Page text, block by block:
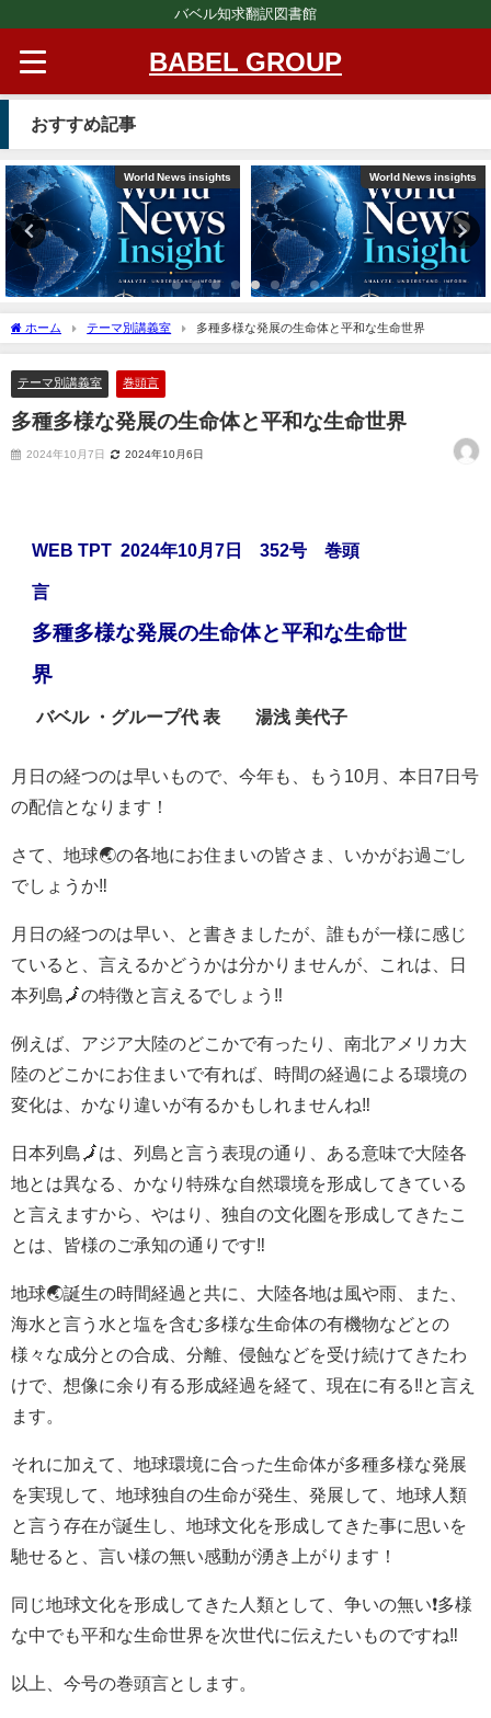
バベル知求翻訳図書館
BABEL GROUP
おすすめ記事
World News insights World News insights
ホーム テーマ別講義室 多種多様な発展の生命体と平和な生命世界
テーマ別講義室 巻頭言
多種多様な発展の生命体と平和な生命世界
2024年10月7日 2024年10月6日
WEB TPT 2024年10月7日 352号 巻頭
言
多種多様な発展の生命体と平和な生命世
界
バベル ・グループ代 表 湯浅 美代子
月日の経つのは早いもので、今年も、もう10月、本日7日号
の配信となります！
さて、地球🌏の各地にお住まいの皆さま、いかがお過ごし
でしょうか‼️
月日の経つのは早い、と書きましたが、誰もが一様に感じ
ていると、言えるかどうかは分かりませんが、これは、日
本列島🗾の特徴と言えるでしょう‼️
例えば、アジア大陸のどこかで有ったり、南北アメリカ大
陸のどこかにお住まいで有れば、時間の経過による環境の
変化は、かなり違いが有るかもしれませんね‼️
日本列島🗾は、列島と言う表現の通り、ある意味で大陸各
地とは異なる、かなり特殊な自然環境を形成してきている
と言えますから、やはり、独自の文化圏を形成してきたこ
とは、皆様のご承知の通りです‼️
地球🌏誕生の時間経過と共に、大陸各地は風や雨、また、
海水と言う水と塩を含む多様な生命体の有機物などとの
様々な成分との合成、分離、侵蝕などを受け続けてきたわ
けで、想像に余り有る形成経過を経て、現在に有る‼️と言え
ます。
それに加えて、地球環境に合った生命体が多種多様な発展
を実現して、地球独自の生命が発生、発展して、地球人類
と言う存在が誕生し、地球文化を形成してきた事に思いを
馳せると、言い様の無い感動が湧き上がります！
同じ地球文化を形成してきた人類として、争いの無い❗️多様
な中でも平和な生命世界を次世代に伝えたいものですね‼️
以上、今号の巻頭言とします。